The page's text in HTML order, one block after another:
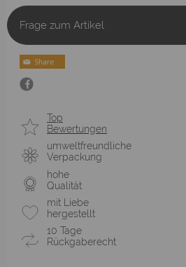
Frage zum Artikel
Top
Bewertungen
umweltfreundliche
Verpackung
hohe
Qualität
mit Liebe
hergestellt
10 Tage
Rückgaberecht